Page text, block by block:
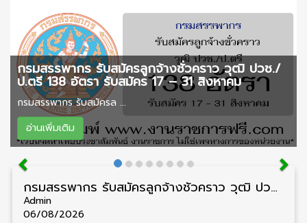
กรมสรรพากร รับสมัครลูกจ้างชั่วคราว วุฒิ ปวช./
ป.ตรี 138 อัตรา รับสมัคร 17 – 31 สิงหาคม
กรมสรรพากร รับสมัครล ...
อ่านเพิ่มเติม
กรมสรรพากร รับสมัครลูกจ้างชั่วคราว วุฒิ ปวช./ป.ตรี 138 อัตรา รับสมัคร 17 – 31 สิงหาคม
Admin
06/08/2026